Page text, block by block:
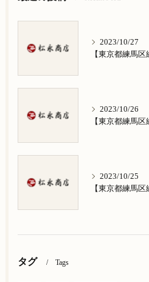
2023/10/27
2023/10/26
2023/10/25
タグ Tags